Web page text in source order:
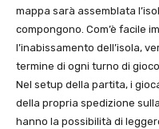
mappa sarà assemblata
compongono. Com’è facile
l’inabissamento dell’isola,
termine di ogni turno di
Nel setup della partita, i
della propria spedizione
hanno la possibilità di